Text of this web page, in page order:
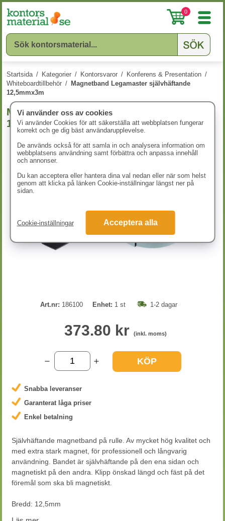
0
Startsida / Kategorier / Kontorsvaror / Konferens & Presentation /
Whiteboardtillbehör / Magnetband Legamaster självhäftande
12,5mmx3m
Magnetband Legamaster självhäftande
12,5mmx3m
Art.nr: 186100 Enhet: 1 st 1-2 dagar
373.80 kr (inkl. moms)
KÖP
Snabba leveranser
Garanterat låga priser
Enkel betalning
Självhäftande magnetband på rulle. Av mycket hög kvalitet och
med extra stark magnet, för professionell och långvarig
användning. Bandet är självhäftande på den ena sidan och
magnetiskt på den andra. Klipp önskad längd och fäst på det
föremål som ska bli magnetiskt.
Bredd: 12,5mm
Vi använder oss av cookies
Vi använder Cookies för att säkerställa att webbplatsen fungerar
korrekt och ge dig bäst användarupplevelse.
De används också för att samla in och analysera information om
webbplatsens användning samt förbättra och anpassa innehåll
och annonser.
Du kan acceptera eller hantera dina val nedan eller när som helst
genom att klicka på länken Cookie-inställningar längst ner på
sidan.
Cookie-inställningar Acceptera alla